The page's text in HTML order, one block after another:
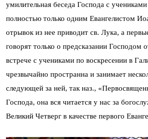
умилительная беседа Господа с
полностью только одним Евангелистом
отрывок из нее приводит св. Лука, а
говорят только о предсказании Господом
встрече с учениками по воскресении в
чрезвычайно пространна и занимает
следующей за ней, так наз.,
Господа, она вся читается у нас за
Великий Четверг в качестве первого